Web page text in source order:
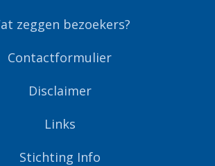
zeggen bezoekers?
Contactformulier
Disclaimer
Links
Stichting Info